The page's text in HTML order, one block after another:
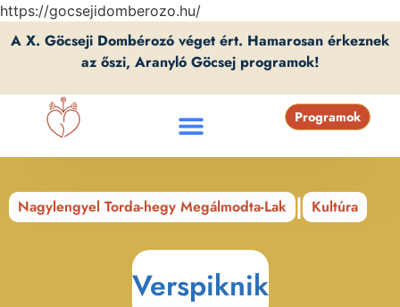
https://gocsejidomberozo.hu/
A X. Göcseji Dombérozó véget ért. Hamarosan érkeznek
az őszi, Aranyló Göcsej programok!
Programok
Nagylengyel Torda-hegy Megálmodta-Lak | Kultúra
Verspiknik